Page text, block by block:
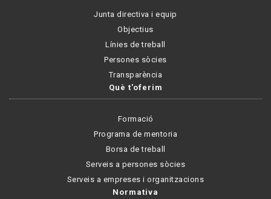
Junta directiva i equip
Objectius
Línies de treball
Persones sòcies
Transparència
Què t'oferim
Formació
Programa de mentoria
Borsa de treball
Serveis a persones sòcies
Serveis a empreses i organitzacions
Normativa